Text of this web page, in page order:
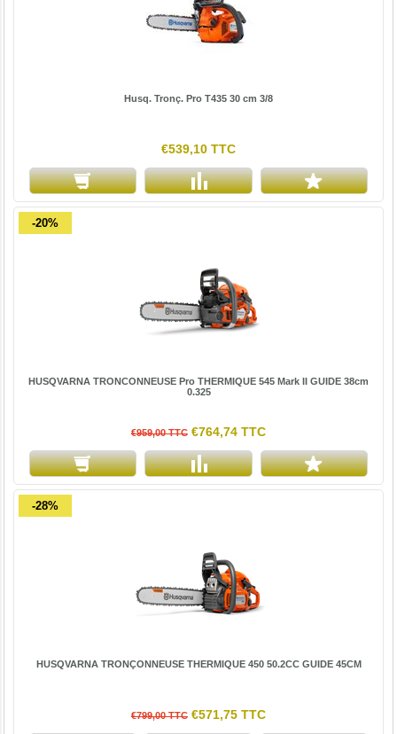
Husq. Tronç. Pro T435 30 cm 3/8
€539,10 TTC
-20%
HUSQVARNA TRONCONNEUSE Pro THERMIQUE 545 Mark II GUIDE 38cm
0.325
€959,00 TTC €764,74 TTC
-28%
HUSQVARNA TRONÇONNEUSE THERMIQUE 450 50.2CC GUIDE 45CM
€799,00 TTC €571,75 TTC